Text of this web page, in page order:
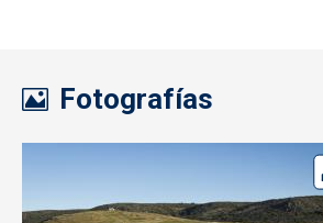
Fotografías